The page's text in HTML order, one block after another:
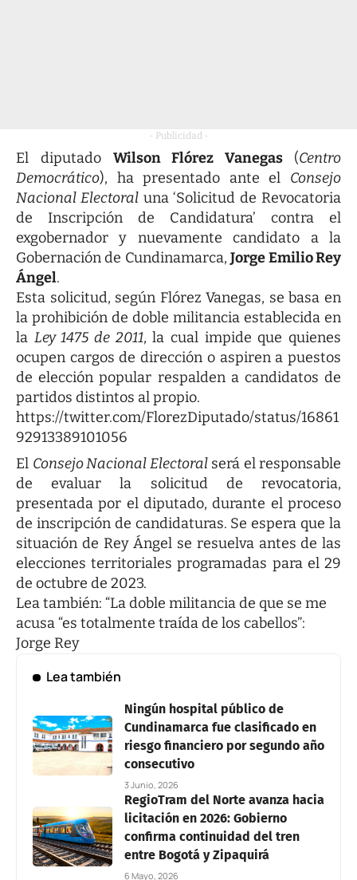
- Publicidad -
El diputado Wilson Flórez Vanegas (Centro
Democrático), ha presentado ante el Consejo
Nacional Electoraluna ‘Solicitud de Revocatoria
de Inscripción de Candidatura’ contra el
exgobernador y nuevamente candidato a la
Gobernación de Cundinamarca,Jorge Emilio Rey
Ángel.
Esta solicitud, según Flórez Vanegas, se basa en
la prohibición de doble militancia establecida en
la Ley 1475 de 2011, la cual impide que quienes
ocupen cargos de dirección o aspiren a puestos
de elección popular respalden a candidatos de
partidos distintos al propio.
https://twitter.com/FlorezDiputado/status/16861
92913389101056
El Consejo Nacional Electoralserá el responsable
de evaluar la solicitud de revocatoria,
presentada por el diputado, durante el proceso
de inscripción de candidaturas. Se espera que la
situación de Rey Ángel se resuelva antes de las
elecciones territoriales programadas para el 29
de octubre de 2023.
Lea también: “La doble militancia de que se me
acusa “es totalmente traída de los cabellos”:
Jorge Rey
Lea también
Ningún hospital público de
Cundinamarca fue clasificado en
riesgo financiero por segundo año
consecutivo
3 Junio, 2026
RegioTram del Norte avanza hacia
licitación en 2026: Gobierno
confirma continuidad del tren
entre Bogotá y Zipaquirá
6 Mayo, 2026